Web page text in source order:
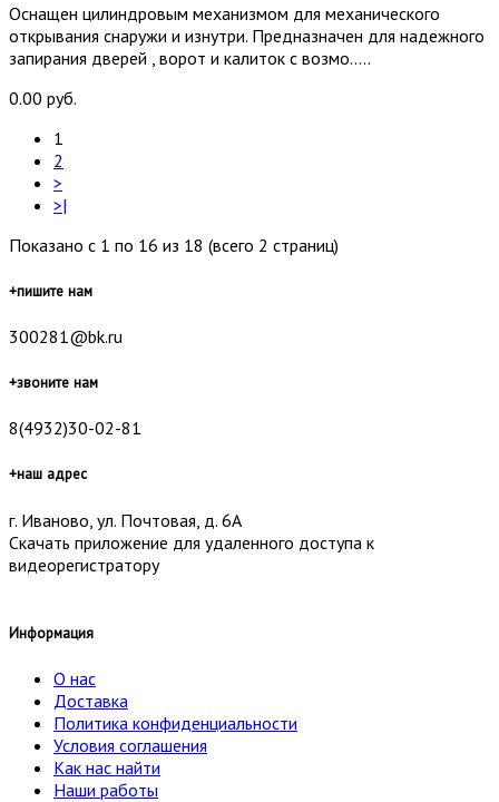
Оснащен цилиндровым механизмом для механического
открывания снаружи и изнутри. Предназначен для надежного
запирания дверей , ворот и калиток с возмо.....
0.00 руб.
1
2
>
>|
Показано с 1 по 16 из 18 (всего 2 страниц)
+пишите нам
300281@bk.ru
+звоните нам
8(4932)30-02-81
+наш адрес
г. Иваново, ул. Почтовая, д. 6А
Скачать приложение для удаленного доступа к
видеорегистратору
Информация
О нас
Доставка
Политика конфиденциальности
Условия соглашения
Как нас найти
Наши работы